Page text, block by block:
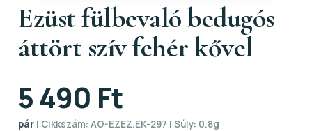
Ezüst fülbevaló bedugós
áttört szív fehér kővel
5 490 Ft
pár | Cikkszám: AG-EZEZ.EK-297 | Súly: 0.8g